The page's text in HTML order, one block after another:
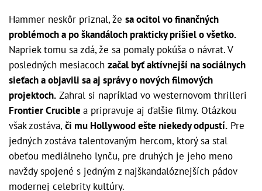
Hammer neskôr priznal, že sa ocitol vo finančných
problémoch a po škandáloch prakticky prišiel o všetko.
Napriek tomu sa zdá, že sa pomaly pokúša o návrat. V
posledných mesiacoch začal byť aktívnejší na sociálnych
sieťach a objavili sa aj správy o nových filmových
projektoch. Zahral si napríklad vo westernovom thrilleri
Frontier Crucible a pripravuje aj ďalšie filmy. Otázkou
však zostáva, či mu Hollywood ešte niekedy odpustí. Pre
jedných zostáva talentovaným hercom, ktorý sa stal
obeťou mediálneho lynču, pre druhých je jeho meno
navždy spojené s jedným z najškandalóznejších pádov
modernej celebrity kultúry.